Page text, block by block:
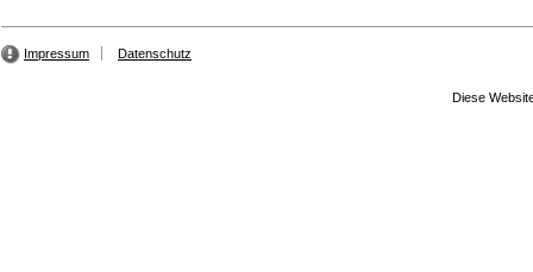
Impressum Datenschutz
Diese